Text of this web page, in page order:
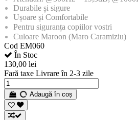
Durabile și sigure
Ușoare și Comfortabile
Pentru siguranța copiilor vostri
Culoare Maroon (Maro Caramiziu)
Cod EM060
În Stoc
130,00 lei
Fară taxe Livrare în 2-3 zile
Adaugă în coș